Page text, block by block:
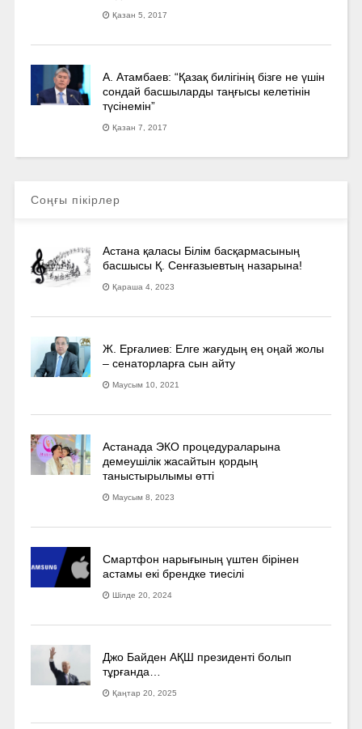
Қазан 5, 2017
А. Атамбаев: “Қазақ билігінің бізге не үшін
сондай басшыларды таңғысы келетінін
түсінемін”
Қазан 7, 2017
Соңғы пікірлер
Астана қаласы Білім басқармасының
басшысы Қ. Сенғазыевтың назарына!
Қараша 4, 2023
Ж. Ерғалиев: Елге жағудың ең оңай жолы
– сенаторларға сын айту
Маусым 10, 2021
Астанада ЭКО процедураларына
демеушілік жасайтын қордың
таныстырылымы өтті
Маусым 8, 2023
Смартфон нарығының үштен бірінен
астамы екі брендке тиесілі
Шілде 20, 2024
Джо Байден АҚШ президенті болып
тұрғанда…
Қаңтар 20, 2025